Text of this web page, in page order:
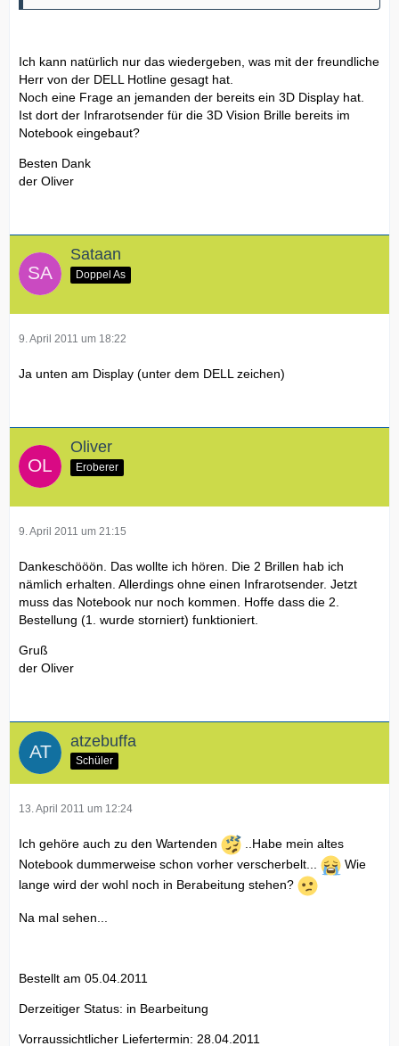
Ich kann natürlich nur das wiedergeben, was mit der freundliche
Herr von der DELL Hotline gesagt hat.
Noch eine Frage an jemanden der bereits ein 3D Display hat.
Ist dort der Infrarotsender für die 3D Vision Brille bereits im
Notebook eingebaut?
Besten Dank
der Oliver
Sataan
Doppel As
9. April 2011 um 18:22
Ja unten am Display (unter dem DELL zeichen)
Oliver
Eroberer
9. April 2011 um 21:15
Dankeschööön. Das wollte ich hören. Die 2 Brillen hab ich
nämlich erhalten. Allerdings ohne einen Infrarotsender. Jetzt
muss das Notebook nur noch kommen. Hoffe dass die 2.
Bestellung (1. wurde storniert) funktioniert.
Gruß
der Oliver
atzebuffa
Schüler
13. April 2011 um 12:24
Ich gehöre auch zu den Wartenden
..Habe mein altes
Notebook dummerweise schon vorher verscherbelt...
Wie
lange wird der wohl noch in Berabeitung stehen?
Na mal sehen...
Bestellt am 05.04.2011
Derzeitiger Status: in Bearbeitung
Vorraussichtlicher Liefertermin: 28.04.2011